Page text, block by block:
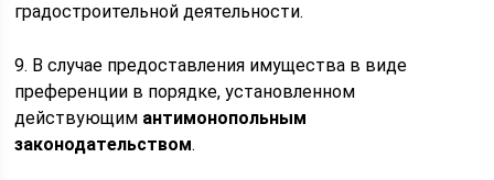
градостроительной деятельности.
9. В случае предоставления имущества в виде
преференции в порядке, установленном
действующим антимонопольным
законодательством.